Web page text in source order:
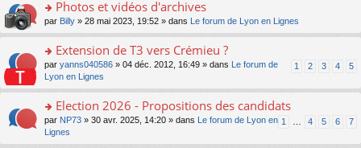
c
epl
u
s
ré
c
e
o
n
lu
pl
u
s
ré
c
e
nt
a
g
e
n
o
n
pl
u
s
ré
ult
er
le
m
e
s
g
e
n
o
n
ult
er
le
m
e
s
s
Photos et vidéos d'archives
par Billy » 28 mai 2023, 19:52 » dans Le forum de Lyon en Lignes
o
s
er
le
m
Extension de T3 vers Crémieu ?
1 2 3 4 5
par yanns040586 » 04 déc. 2012, 16:49 » dans
Le forum de
Lyon en Lignes
o
s
Election 2026 - Propositions des candidats
1 4 5 6 7
par NP73 » 30 avr. 2025, 14:20 » dans
Le forum de Lyon en
Lignes